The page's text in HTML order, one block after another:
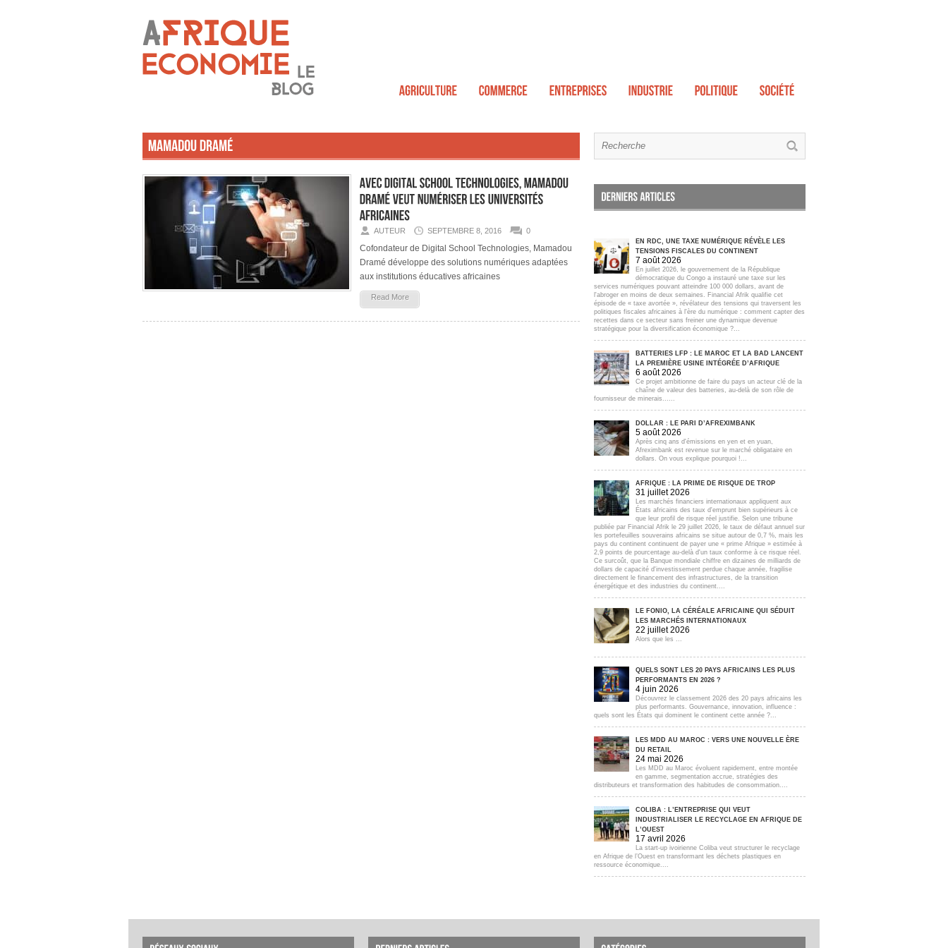
AUTEUR SEPTEMBRE 8, 2016 0
Cofondateur de Digital School Technologies, Mamadou
Dramé développe des solutions numériques adaptées
aux institutions éducatives africaines
Read More
EN RDC, UNE TAXE NUMÉRIQUE RÉVÈLE LES
TENSIONS FISCALES DU CONTINENT
7 août 2026
En juillet 2026, le gouvernement de la République
démocratique du Congo a instauré une taxe sur les
services numériques pouvant atteindre 100 000 dollars, avant de
l'abroger en moins de deux semaines. Financial Afrik qualifie cet
épisode de « taxe avortée », révélateur des tensions qui traversent les
politiques fiscales africaines à l'ère du numérique : comment capter des
recettes dans ce secteur sans freiner une dynamique devenue
stratégique pour la diversification économique ?...
BATTERIES LFP : LE MAROC ET LA BAD LANCENT
LA PREMIÈRE USINE INTÉGRÉE D’AFRIQUE
6 août 2026
Ce projet ambitionne de faire du pays un acteur clé de la
chaîne de valeur des batteries, au-delà de son rôle de
fournisseur de minerais......
DOLLAR : LE PARI D’AFREXIMBANK
5 août 2026
Après cinq ans d'émissions en yen et en yuan,
Afreximbank est revenue sur le marché obligataire en
dollars. On vous explique pourquoi !...
AFRIQUE : LA PRIME DE RISQUE DE TROP
31 juillet 2026
Les marchés financiers internationaux appliquent aux
États africains des taux d'emprunt bien supérieurs à ce
que leur profil de risque réel justifie. Selon une tribune
publiée par Financial Afrik le 29 juillet 2026, le taux de défaut annuel sur
les portefeuilles souverains africains se situe autour de 0,7 %, mais les
pays du continent continuent de payer une « prime Afrique » estimée à
2,9 points de pourcentage au-delà d'un taux conforme à ce risque réel.
Ce surcoût, que la Banque mondiale chiffre en dizaines de milliards de
dollars de capacité d'investissement perdue chaque année, fragilise
directement le financement des infrastructures, de la transition
énergétique et des industries du continent....
LE FONIO, LA CÉRÉALE AFRICAINE QUI SÉDUIT
LES MARCHÉS INTERNATIONAUX
22 juillet 2026
Alors que les ...
QUELS SONT LES 20 PAYS AFRICAINS LES PLUS
PERFORMANTS EN 2026 ?
4 juin 2026
Découvrez le classement 2026 des 20 pays africains les
plus performants. Gouvernance, innovation, influence :
quels sont les États qui dominent le continent cette année ?...
LES MDD AU MAROC : VERS UNE NOUVELLE ÈRE
DU RETAIL
24 mai 2026
Les MDD au Maroc évoluent rapidement, entre montée
en gamme, segmentation accrue, stratégies des
distributeurs et transformation des habitudes de consommation....
COLIBA : L’ENTREPRISE QUI VEUT
INDUSTRIALISER LE RECYCLAGE EN AFRIQUE DE
L’OUEST
17 avril 2026
La start-up ivoirienne Coliba veut structurer le recyclage
en Afrique de l’Ouest en transformant les déchets plastiques en
ressource économique....